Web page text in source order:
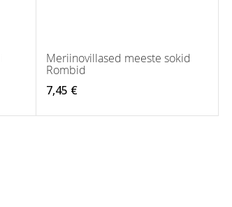
Meriinovillased meeste sokid
Rombid
7,45 €